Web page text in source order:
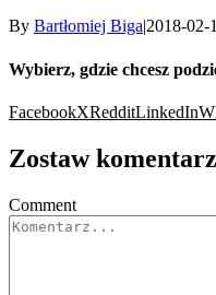
By Bartłomiej Biga|2018-02-
Wybierz, gdzie chcesz
FacebookXRedditLinkedIn
Zostaw komentarz
Comment